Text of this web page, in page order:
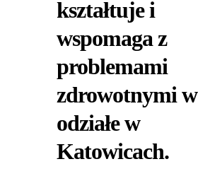
kształtuje i
wspomaga z
problemami
zdrowotnymi w
odziałe w
Katowicach.